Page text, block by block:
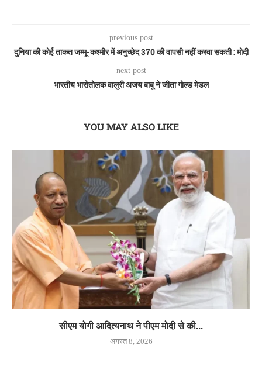
previous post
दुनिया की कोई ताकत जम्मू-कश्मीर में अनुच्छेद 370 की वापसी नहीं करवा सकती : मोदी
next post
भारतीय भारोतोलक वालुरी अजय बाबू ने जीता गोल्ड मेडल
YOU MAY ALSO LIKE
सीएम योगी आदित्यनाथ ने पीएम मोदी से की...
अगस्त 8, 2026